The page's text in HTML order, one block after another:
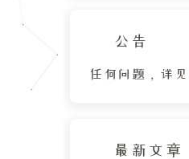
公告
任何问题，详见
最新文章